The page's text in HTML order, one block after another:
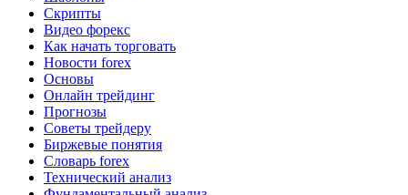
Скрипты
Видео форекс
Как начать торговать
Новости forex
Основы
Онлайн трейдинг
Прогнозы
Советы трейдеру
Биржевые понятия
Словарь forex
Технический анализ